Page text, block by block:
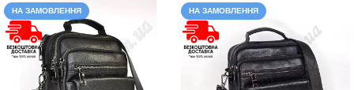
НА ЗАМОВЛЕННЯ НА ЗАМОВЛЕННЯ